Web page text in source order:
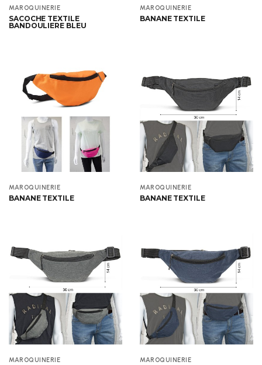
MAROQUINERIE
SACOCHE TEXTILE
BANDOULIERE BLEU
MAROQUINERIE
BANANE TEXTILE
MAROQUINERIE
BANANE TEXTILE
MAROQUINERIE
BANANE TEXTILE
MAROQUINERIE MAROQUINERIE